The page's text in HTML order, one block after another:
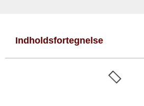
Indholdsfortegnelse